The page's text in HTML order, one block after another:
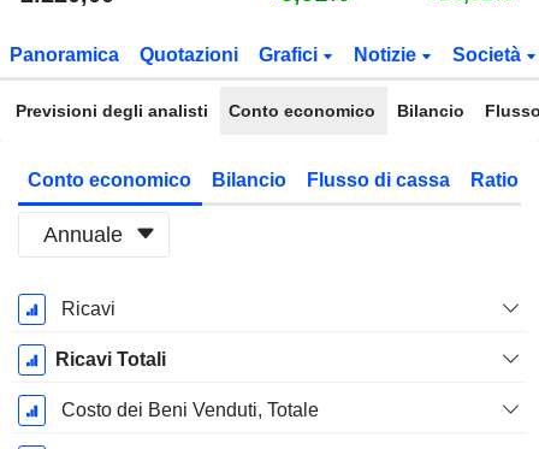
Panoramica Quotazioni Grafici Notizie Società
Previsioni degli analisti Conto economico Bilancio
Conto economico Bilancio Flusso di cassa Ratio
Annuale
Periodo
Fiscale:
Dicembre
Ricavi
Ricavi Totali
Costo dei Beni Venduti, Totale